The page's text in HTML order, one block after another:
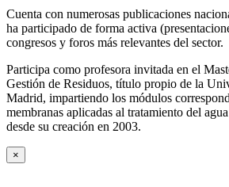
Cuenta con numerosas publicaciones
ha participado de forma activa
congresos y foros más relevantes del sector.
Participa como profesora invitada en el
Gestión de Residuos, título propio de la
Madrid, impartiendo los módulos
membranas aplicadas al tratamiento del
desde su creación en 2003.
×